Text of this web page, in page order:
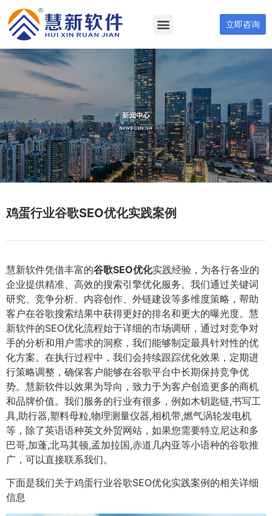
立即咨询
鸡蛋行业谷歌SEO优化实践案例
慧新软件凭借丰富的谷歌SEO优化实践经验，为各行各业的
企业提供精准、高效的搜索引擎优化服务。我们通过关键词
研究、竞争分析、内容创作、外链建设等多维度策略，帮助
客户在谷歌搜索结果中获得更好的排名和更大的曝光度。慧
新软件的SEO优化流程始于详细的市场调研，通过对竞争对
手的分析和用户需求的洞察，我们能够制定最具针对性的优
化方案。在执行过程中，我们会持续跟踪优化效果，定期进
行策略调整，确保客户能够在谷歌平台中长期保持竞争优
势。慧新软件以效果为导向，致力于为客户创造更多的商机
和品牌价值。我们服务的行业有很多，例如木钥匙链,书写工
具,助行器,塑料母粒,物理测量仪器,相机带,燃气涡轮发电机
等，除了英语语种英文外贸网站，如果您需要特立尼达和多
巴哥,加蓬,北马其顿,孟加拉国,赤道几内亚等小语种的谷歌推
广，可以直接联系我们。
下面是我们关于鸡蛋行业谷歌SEO优化实践案例的相关详细
信息